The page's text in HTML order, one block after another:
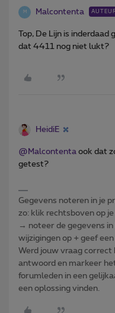
M Malcontenta
Top, De Lijn is
dat 4411 nog niet lukt?
HeidiE
@Malcontenta ook dat
getest?
Gegevens noteren in je
zo: klik rechtsboven op
→ noteer de gegevens
wijzigingen op + geef
Werd jouw vraag correct
antwoord en markeer
forumleden in een
een oplossing vinden.